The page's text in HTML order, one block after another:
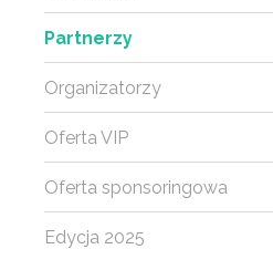
Partnerzy
Organizatorzy
Oferta VIP
Oferta sponsoringowa
Edycja 2025